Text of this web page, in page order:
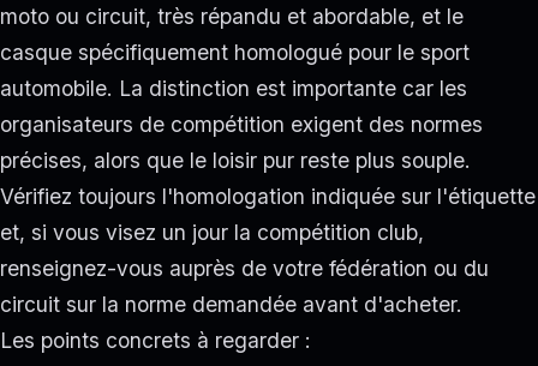
moto ou circuit, très répandu et abordable, et le
casque spécifiquement homologué pour le sport
automobile. La distinction est importante car les
organisateurs de compétition exigent des normes
précises, alors que le loisir pur reste plus souple.
Vérifiez toujours l'homologation indiquée sur l'étiquette
et, si vous visez un jour la compétition club,
renseignez-vous auprès de votre fédération ou du
circuit sur la norme demandée avant d'acheter.
Les points concrets à regarder :